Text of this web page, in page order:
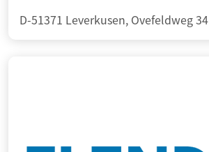
D-51371 Leverkusen, Ovefeldweg 34